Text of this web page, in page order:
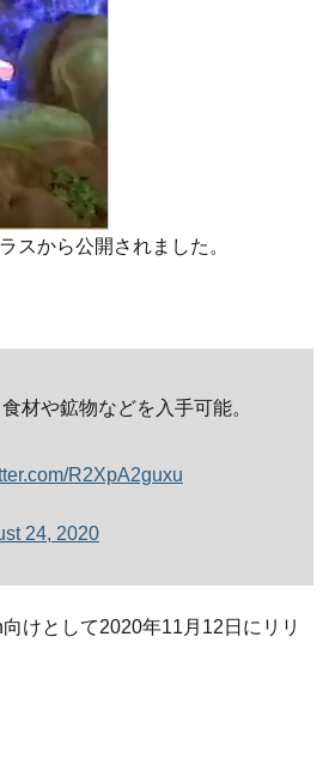
スから公開されました。
材や鉱物などを入手可能。
R2XpA2guxu
24, 2020
けとして2020年11月12日にリリ